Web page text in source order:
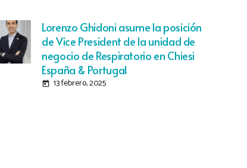
Lorenzo Ghidoni asume la posición
de Vice President de la unidad de
negocio de Respiratorio en Chiesi
España & Portugal
today 13 febrero, 2025